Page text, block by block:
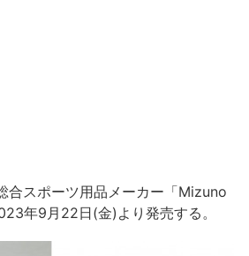
合スポーツ用品メーカー「Mizuno
年9月22日(金)より発売する。